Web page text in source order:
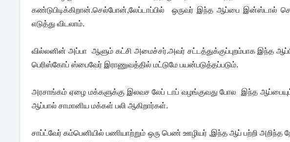
கண்டுபிடிக்கிறான்.செல்போன்,லேப்டாப்பில் ஒருவர் இந்த ஆப்பை இன்ஸ்டால்
எடுத்து விடலாம்.
வில்லனின் அப்பா ஆளும் கட்சி அமைச்சர்.அவர் சட்டத்துக்குப்புறம்பாக இந்த
பெரிஸ்கோப் ஸ்பைவேர் இராணுவத்தில் மட்டுமே பயன்படுத்தப்படும்.
அரசாங்கம் ஏழை மக்களுக்கு இலவச லேப் டாப் வழங்குவது போல இந்த
ஆப்பால் சாமானிய மக்கள் பலி ஆகிறார்கள்.
சாப்ட்வேர் கம்பெனியில் பணியாற்றும் ஒரு பெண் ஊழியர் ,இந்த ஆப் பற்றி